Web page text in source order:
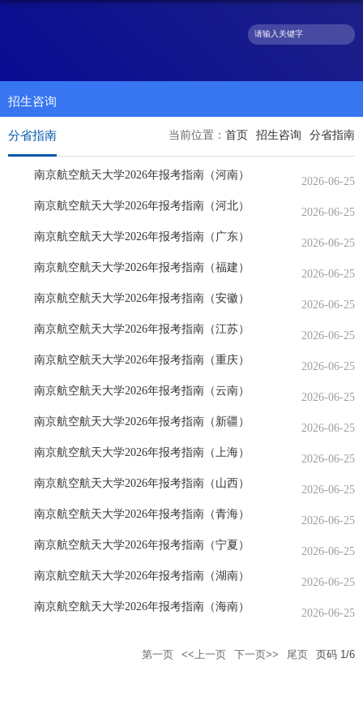
招生咨询
当前位置： 首页 招生咨询 分省指南
分省指南
南京航空航天大学2026年报考指南（河南）
2026-06-25
南京航空航天大学2026年报考指南（河北）
2026-06-25
南京航空航天大学2026年报考指南（广东）
2026-06-25
南京航空航天大学2026年报考指南（福建）
2026-06-25
南京航空航天大学2026年报考指南（安徽）
2026-06-25
南京航空航天大学2026年报考指南（江苏）
2026-06-25
南京航空航天大学2026年报考指南（重庆）
2026-06-25
南京航空航天大学2026年报考指南（云南）
2026-06-25
南京航空航天大学2026年报考指南（新疆）
2026-06-25
南京航空航天大学2026年报考指南（上海）
2026-06-25
南京航空航天大学2026年报考指南（山西）
2026-06-25
南京航空航天大学2026年报考指南（青海）
2026-06-25
南京航空航天大学2026年报考指南（宁夏）
2026-06-25
南京航空航天大学2026年报考指南（湖南）
2026-06-25
南京航空航天大学2026年报考指南（海南）
2026-06-25
第一页 <<上一页 下一页>> 尾页 页码 1/6